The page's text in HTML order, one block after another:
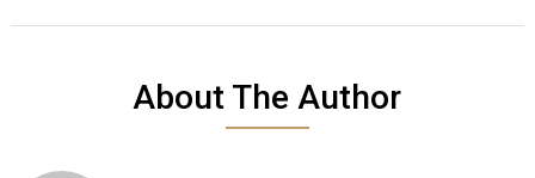
About The Author